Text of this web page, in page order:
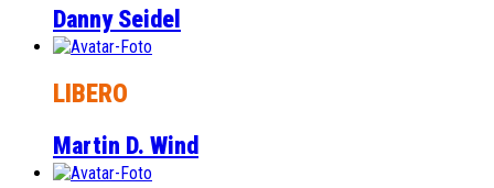
Danny Seidel
LIBERO
Martin D. Wind